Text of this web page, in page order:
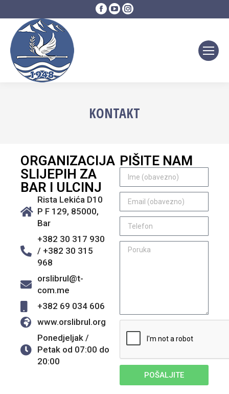
KONTAKT
ORGANIZACIJA
SLIJEPIH ZA
BAR I ULCINJ
Rista Lekića D10
P F 129, 85000,
Bar
+382 30 317 930
/ +382 30 315
968
orslibrul@t-
com.me
+382 69 034 606
www.orslibrul.org
Ponedjeljak /
Petak od 07:00 do
20:00
PIŠITE NAM
POŠALJITE